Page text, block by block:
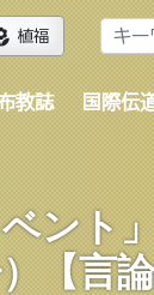
植福
教誌 国際伝
ント
【言